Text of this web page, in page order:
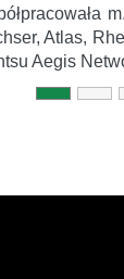
Atlas,
Aegis